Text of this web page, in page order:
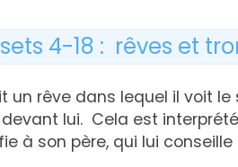
4-18 : rêves et
un rêve dans lequel il voit le
lui. Cela est
à son père, qui lui